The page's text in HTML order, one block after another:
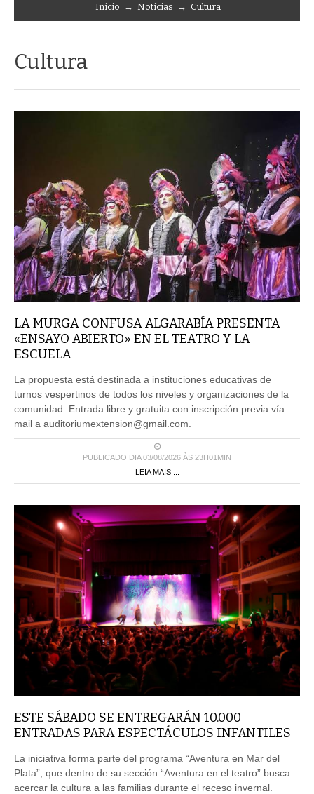
Início → Notícias → Cultura
Cultura
LA MURGA CONFUSA ALGARABÍA PRESENTA
«ENSAYO ABIERTO» EN EL TEATRO Y LA
ESCUELA
La propuesta está destinada a instituciones educativas de
turnos vespertinos de todos los niveles y organizaciones de la
comunidad. Entrada libre y gratuita con inscripción previa vía
mail a auditoriumextension@gmail.com.
PUBLICADO DIA 03/08/2026 ÀS 23H01MIN
LEIA MAIS ...
ESTE SÁBADO SE ENTREGARÁN 10.000
ENTRADAS PARA ESPECTÁCULOS INFANTILES
La iniciativa forma parte del programa “Aventura en Mar del
Plata”, que dentro de su sección “Aventura en el teatro” busca
acercar la cultura a las familias durante el receso invernal.